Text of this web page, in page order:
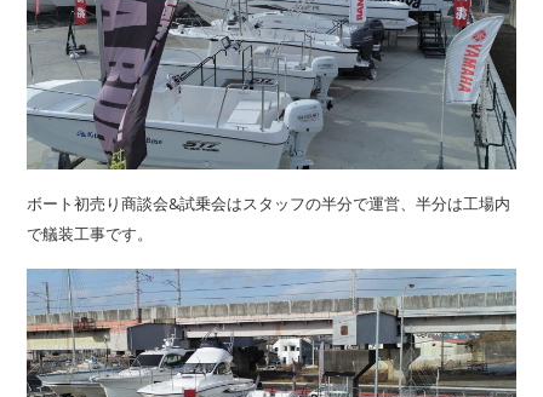
新艇・展示艇情報 中古艇情報
求人情報 会社概要
ボート初売り商談会&試乗会はスタッフの半分で運営、半分は工場内
で艤装工事です。